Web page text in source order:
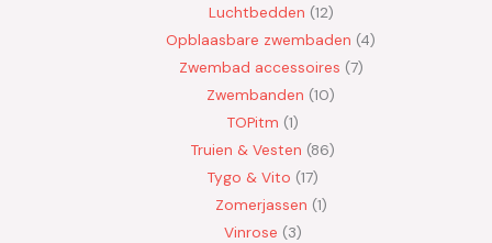
Luchtbedden 12
Opblaasbare zwembaden 4
Zwembad accessoires 7
Zwembanden 10
TOPitm 1
Truien & Vesten 86
Tygo & Vito 17
Zomerjassen 1
Vinrose 3